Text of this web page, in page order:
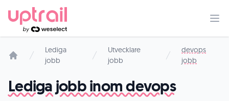
Lediga
jobb
Utvecklare
jobb
devops
jobb
Lediga jobb inom devops